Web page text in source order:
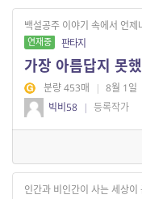
백설공주 이야기 속에서 언
연재중 판타지
가장 아름답지 못
분량 453매 | 8월 1일
빅비58 | 등록작가
인간과 비인간이 사는 세상